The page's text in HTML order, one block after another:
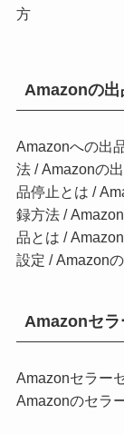
方
Amazonの出
Amazonへの出
法 /Amazonの
品停止とは /
録方法 /
品とは /
設定 /Amazon
Amazonセラ
Amazonセラー
Amazonのセラ